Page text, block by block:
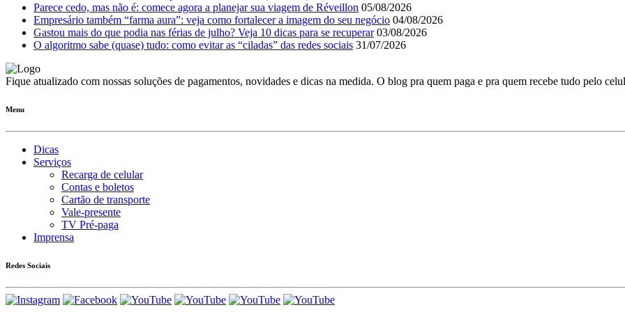
Parece cedo, mas não é: comece agora a planejar sua viagem de Réveillon 05/08/2026
Empresário também “farma aura”: veja como fortalecer a imagem do seu negócio 04/08/2026
Gastou mais do que podia nas férias de julho? Veja 10 dicas para se recuperar 03/08/2026
O algoritmo sabe (quase) tudo: como evitar as “ciladas” das redes sociais 31/07/2026
Fique atualizado com nossas soluções de pagamentos, novidades e dicas na medida. O blog pra quem paga e pra quem recebe tudo pelo
Menu
Dicas
Serviços
Recarga de celular
Contas e boletos
Cartão de transporte
Vale-presente
TV Pré-paga
Imprensa
Redes Sociais